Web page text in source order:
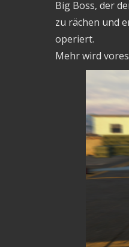
Big Boss, der
zu rächen und
operiert.
Mehr wird